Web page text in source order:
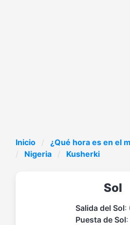
Inicio ¿Qué hora es en el
Nigeria
Kusherki
Sol
Salida del Sol:
Puesta de Sol